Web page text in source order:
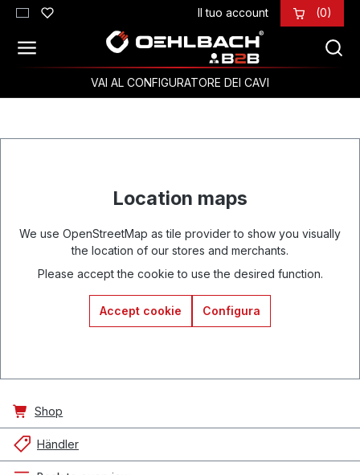
Passa al contenuto principale Il tuo account (0)
VAI AL CONFIGURATORE DEI CAVI
Location maps
We use OpenStreetMap as tile provider to show you visually
the location of our stores and merchants.
Please accept the cookie to use the desired function.
Accept cookie Configura
Shop
Händler